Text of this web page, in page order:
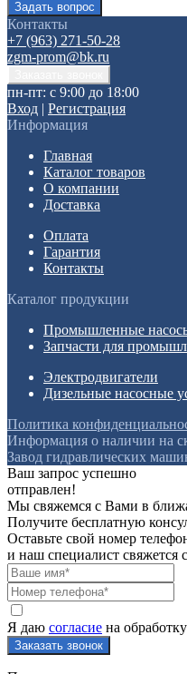
Контакты
+7 (963) 271-50-28
zgm-prom@bk.ru
пн-пт: с 9:00 до 18:00
Вход | Регистрация
Информация
Главная
Каталог товаров
О компании
Доставка
Оплата
Гарантия
Контакты
Каталог продукции
Промышленные
Запчасти для
Электродвигатели
Дизельные насосные
Политика
Информация о наличии на
Завод гидравлических
Ваш запрос успешно
отправлен!
Мы свяжемся с Вами в
Получите бесплатную
Оставьте свой номер
и наш специалист свяжется
Я даю согласие на